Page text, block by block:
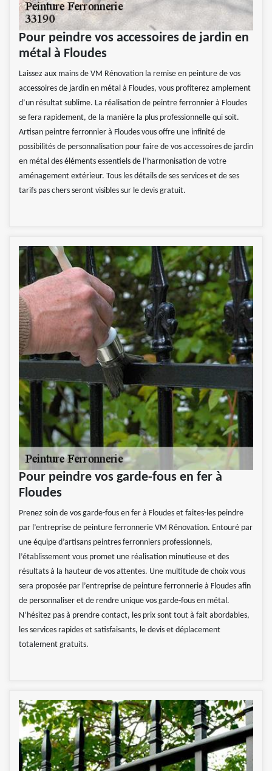
Pour peindre vos accessoires de jardin en
métal à Floudes
Laissez aux mains de VM Rénovation la remise en peinture de vos
accessoires de jardin en métal à Floudes, vous profiterez amplement
d’un résultat sublime. La réalisation de peintre ferronnier à Floudes
se fera rapidement, de la manière la plus professionnelle qui soit.
Artisan peintre ferronnier à Floudes vous offre une infinité de
possibilités de personnalisation pour faire de vos accessoires de jardin
en métal des éléments essentiels de l’harmonisation de votre
aménagement extérieur. Tous les détails de ses services et de ses
tarifs pas chers seront visibles sur le devis gratuit.
Pour peindre vos garde-fous en fer à
Floudes
Prenez soin de vos garde-fous en fer à Floudes et faites-les peindre
par l’entreprise de peinture ferronnerie VM Rénovation. Entouré par
une équipe d’artisans peintres ferronniers professionnels,
l’établissement vous promet une réalisation minutieuse et des
résultats à la hauteur de vos attentes. Une multitude de choix vous
sera proposée par l’entreprise de peinture ferronnerie à Floudes afin
de personnaliser et de rendre unique vos garde-fous en métal.
N’hésitez pas à prendre contact, les prix sont tout à fait abordables,
les services rapides et satisfaisants, le devis et déplacement
totalement gratuits.